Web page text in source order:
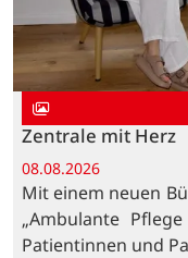
Zentrale mit Herz
08.08.2026
Mit einem neuen
„Ambulante
Patientinnen und